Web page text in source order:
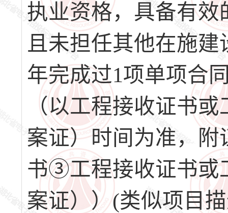
执业资格，具备有
且未担任其他在施
年完成过1项单项合
（以工程接收证书
案证）时间为准，
书③工程接收证书或
案证））(类似项目